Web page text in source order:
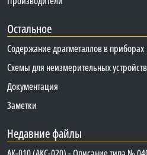
Остальное
Содержание драгметаллов в приборах
Схемы для неизмерительных устройств
Документация
Заметки
Недавние файлы